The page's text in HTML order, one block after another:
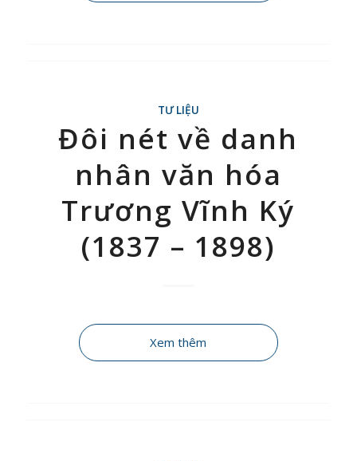
TƯ LIỆU
Đôi nét về danh
nhân văn hóa
Trương Vĩnh Ký
(1837 – 1898)
Xem thêm